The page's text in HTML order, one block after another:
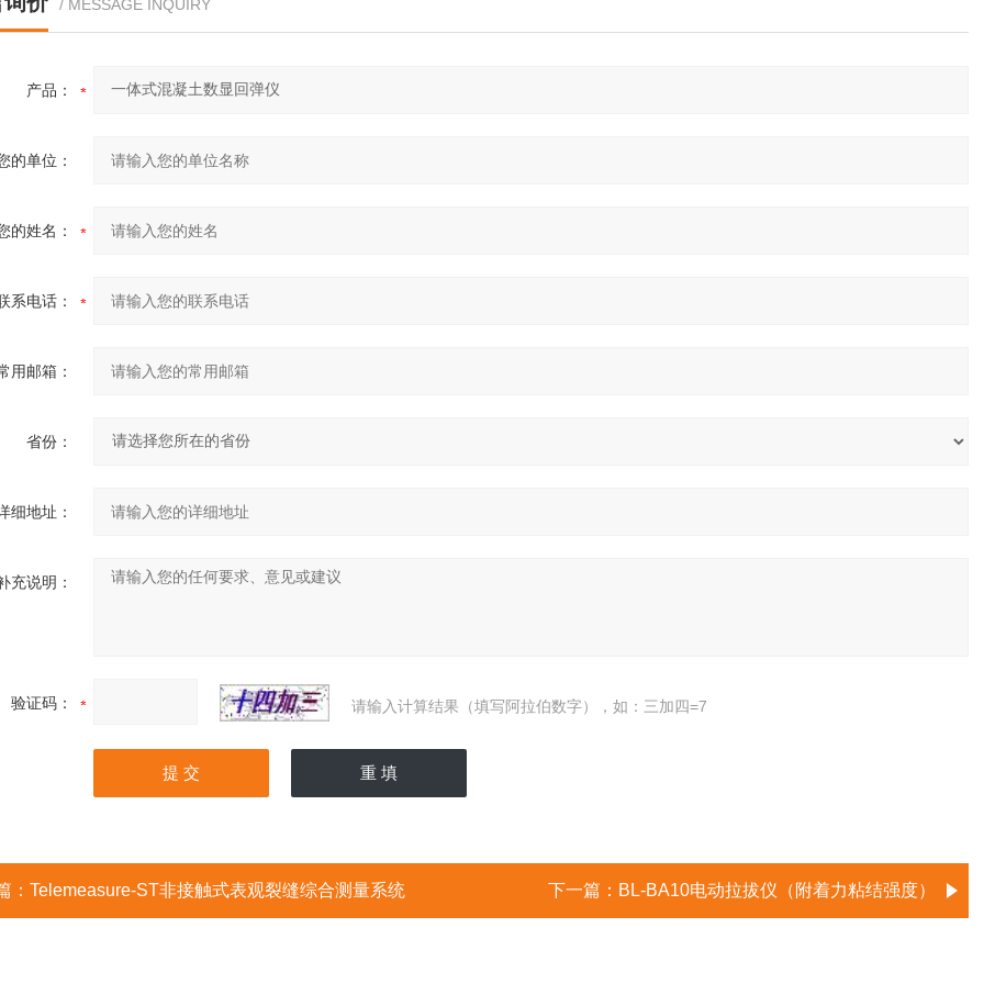
/ MESSAGE INQUIRY
产品：
的单位：
的姓名：
系电话：
用邮箱：
省份：
细地址：
充说明：
验证码： 请输入计算结果（填写阿拉伯数字），如：三加四=7
： Telemeasure-ST非接触式表观裂缝综合测量系统 下一篇： BL-BA10电动拉拔仪（附着力粘结强度）